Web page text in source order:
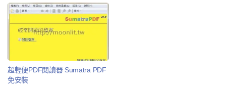
超輕便PDF閱讀器 Sumatra PDF
免安裝